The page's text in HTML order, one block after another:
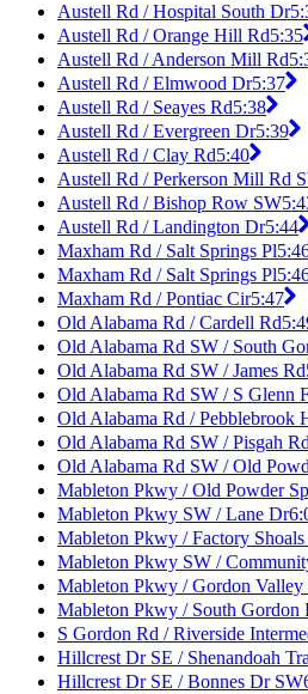
Austell Rd / Hospital South Dr
Austell Rd / Orange Hill Rd5:35
Austell Rd / Anderson Mill Rd
Austell Rd / Elmwood Dr5:37
Austell Rd / Seayes Rd5:38
Austell Rd / Evergreen Dr5:39
Austell Rd / Clay Rd5:40
Austell Rd / Perkerson Mill Rd
Austell Rd / Bishop Row SW
Austell Rd / Landington Dr5:44
Maxham Rd / Salt Springs Pl
Maxham Rd / Salt Springs Pl
Maxham Rd / Pontiac Cir5:47
Old Alabama Rd / Cardell Rd
Old Alabama Rd SW / South
Old Alabama Rd SW / James Rd
Old Alabama Rd SW / S Glenn
Old Alabama Rd / Pebblebrook
Old Alabama Rd SW / Pisgah
Old Alabama Rd SW / Old
Mableton Pkwy / Old Powder
Mableton Pkwy SW / Lane Dr
Mableton Pkwy / Factory Shoals
Mableton Pkwy SW /
Mableton Pkwy / Gordon Valley
Mableton Pkwy / South Gordon
S Gordon Rd / Riverside
Hillcrest Dr SE / Shenandoah
Hillcrest Dr SE / Bonnes Dr SW